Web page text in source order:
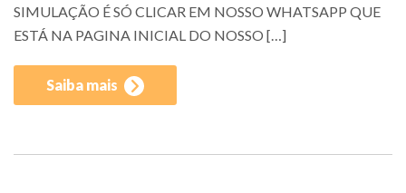
SIMULAÇÃO É SÓ CLICAR EM NOSSO WHATSAPP QUE
ESTÁ NA PAGINA INICIAL DO NOSSO […]
Saiba mais